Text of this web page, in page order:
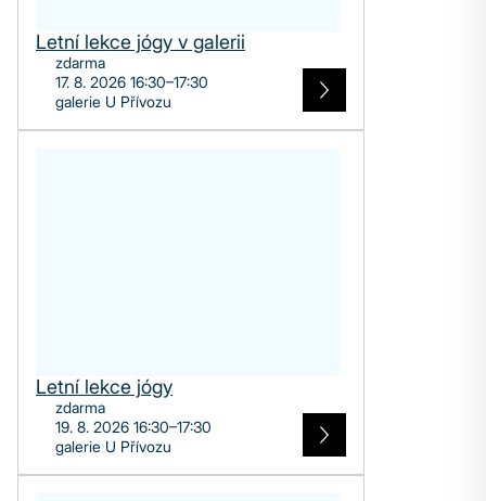
Letní lekce jógy v galerii
zdarma
17. 8. 2026 16:30–17:30
galerie U Přívozu
Letní lekce jógy
zdarma
19. 8. 2026 16:30–17:30
galerie U Přívozu